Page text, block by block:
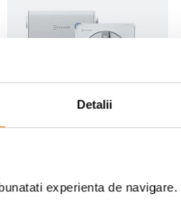
Detalii
experienta de
2.27990 lei